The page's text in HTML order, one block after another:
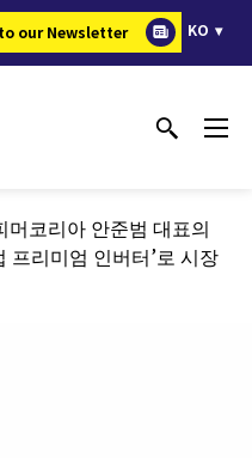
our Newsletter KO
머코리아 안준범 대표의
프리미엄 인버터’로 시장